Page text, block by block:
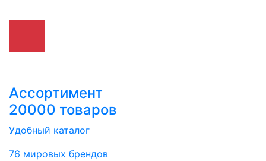
Ассортимент
20000 товаров
Удобный каталог
76 мировых брендов